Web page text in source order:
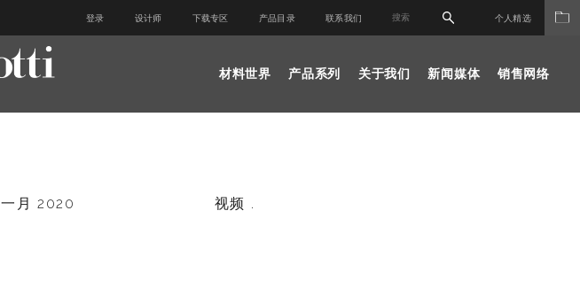
登录 设计师 下载专区 产品目录 联系我们 个人精选
材料世界 产品系列 关于我们 新闻媒体 销售网络
一月 2020 视频 .